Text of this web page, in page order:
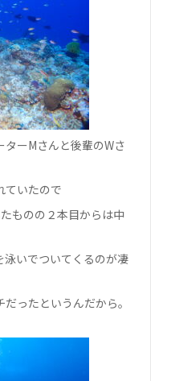
ーMさんと後輩のWさ
ていたので
ものの２本目からは中
いでついてくるのが凄
ったというんだから。